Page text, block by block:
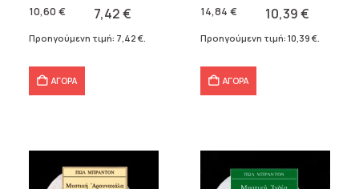
10,60 €
was:
10,60 €.
7,42€
τιμή
είναι:
Προηγούμενη τιμή: 7,42 €.
ΑΓΟΡΑ
14,84 €
was:
14,84 €.
10,39€
τιμή
είναι:
Προηγούμενη τιμή: 10,39 €.
ΑΓΟΡΑ